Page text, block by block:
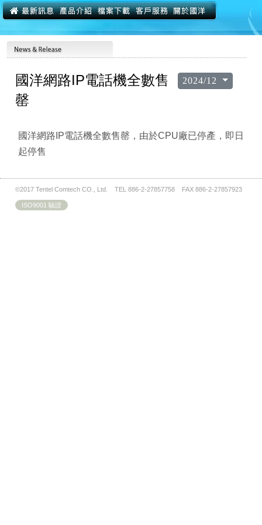
2024/12
國洋網路IP電話機全數售
罄
國洋網路IP電話機全數售罄，由於CPU廠已停產，即日
起停售
©2017 Tentel Comtech CO., Ltd. TEL 886-2-27857758 FAX 886-2-27857923
ISO9001 驗證